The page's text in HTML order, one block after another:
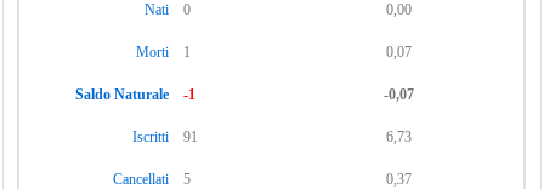
Nati 0 0,00
Morti 1 0,07
Saldo Naturale -1 -0,07
Iscritti 91 6,73
Cancellati 5 0,37